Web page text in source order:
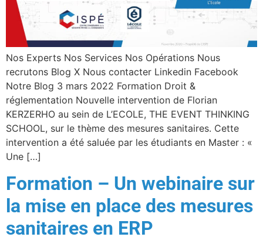
Nos Experts Nos Services Nos Opérations Nous
recrutons Blog X Nous contacter Linkedin Facebook
Notre Blog 3 mars 2022 Formation Droit &
réglementation Nouvelle intervention de Florian
KERZERHO au sein de L’ECOLE, THE EVENT THINKING
SCHOOL, sur le thème des mesures sanitaires. Cette
intervention a été saluée par les étudiants en Master : «
Une […]
Formation – Un webinaire sur
la mise en place des mesures
sanitaires en ERP